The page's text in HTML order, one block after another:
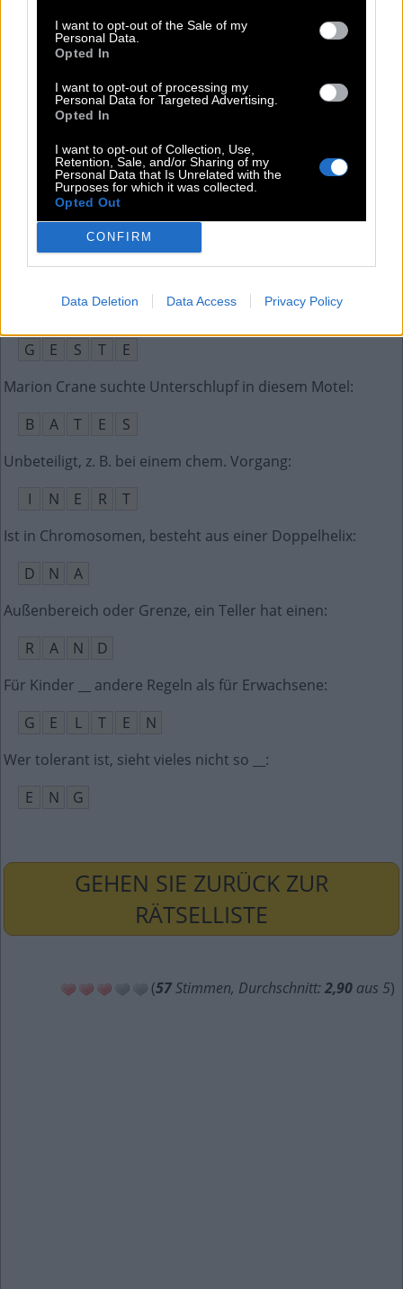
I want to opt-out of the Sale of my
Personal Data.
Opted In
I want to opt-out of processing my
Personal Data for Targeted Advertising.
Opted In
I want to opt-out of Collection, Use,
Retention, Sale, and/or Sharing of my
Personal Data that Is Unrelated with the
Purposes for which it was collected.
Opted Out
CONFIRM
Data Deletion Data Access Privacy Policy
E R B
Gesundheitsschädlicher wärmedämmender Baustoff
S B E
Raummeter in Bezug auf Holz:
T E
R
Muss man geben, um ein Auto zu beschleunigen
Handzeichen, Gebärde
G
E S T
E
Marion Crane suchte Unterschlupf in diesem Motel:
B
A T E
S
Unbeteiligt, z. B. bei einem chem. Vorgang:
I
N E R
T
Ist in Chromosomen, besteht aus einer Doppelhelix:
D
N
A
Außenbereich oder Grenze, ein Teller hat einen:
R
A N
D
Für Kinder __ andere Regeln als für Erwachsene:
G
E L T E
N
Wer tolerant ist, sieht vieles nicht so __ :
E
N G
GEHEN SIE ZURÜCK ZUR
RÄTSELLISTE
(57Stimmen, Durchschnitt: 2,90 aus 5)